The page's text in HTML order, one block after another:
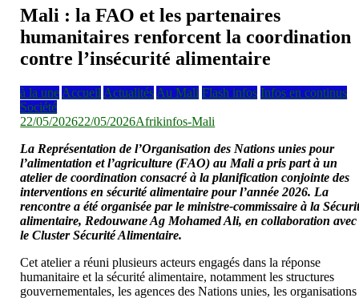
Mali : la FAO et les partenaires
humanitaires renforcent la coordination
contre l’insécurité alimentaire
à la une Accueil Actualités Au Mali Flash infos Infos en continus
Société
22/05/202622/05/2026Afrikinfos-Mali
La Représentation de l’Organisation des Nations unies pour
l’alimentation et l’agriculture (FAO) au Mali a pris part à un
atelier de coordination consacré à la planification conjointe des
interventions en sécurité alimentaire pour l’année 2026. La
rencontre a été organisée par le ministre-commissaire à la
alimentaire, Redouwane Ag Mohamed Ali, en collaboration avec
le Cluster Sécurité Alimentaire.
Cet atelier a réuni plusieurs acteurs engagés dans la réponse
humanitaire et la sécurité alimentaire, notamment les structures
gouvernementales, les agences des Nations unies, les organisations